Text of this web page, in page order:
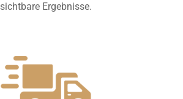
sichtbare Ergebnisse.